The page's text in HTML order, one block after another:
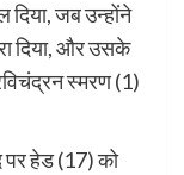
जब उन्होंने
दिया, और उसके
स्मरण (1)
पर हेड (17) को